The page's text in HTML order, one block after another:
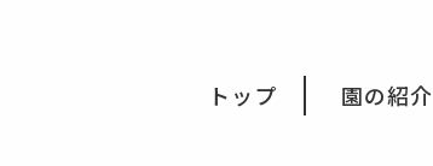
祉法人みつき福祉会
トップ 園の紹介